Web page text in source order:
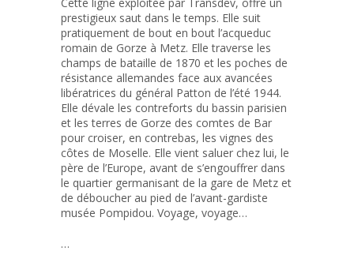
prestigieux saut dans le temps. Elle suit
pratiquement de bout en bout l’acqueduc
romain de Gorze à Metz. Elle traverse les
champs de bataille de 1870 et les poches de
résistance allemandes face aux avancées
libératrices du général Patton de l’été 1944.
Elle dévale les contreforts du bassin parisien
et les terres de Gorze des comtes de Bar
pour croiser, en contrebas, les vignes des
côtes de Moselle. Elle vient saluer chez lui, le
père de l’Europe, avant de s’engouffrer dans
le quartier germanisant de la gare de Metz et
de déboucher au pied de l’avant-gardiste
musée Pompidou. Voyage, voyage…
…